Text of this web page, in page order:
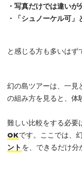
・写真だけでは違いが
・「シュノーケル可
と感じる方も多いはず
幻の島ツアーは、一見
の組み方を見ると、体
難しい比較をする必要
OKです。ここでは、
ント を、できるだけ分